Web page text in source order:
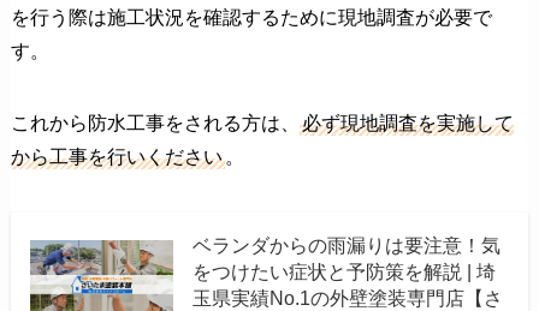
を行う際は施工状況を確認するために現地調査が必要で
す。
これから防水工事をされる方は、
必ず現地調査を実施して
から工事を行いください。
ベランダからの雨漏りは要注意！気
をつけたい症状と予防策を解説 | 埼
玉県実績No.1の外壁塗装専門店【さ